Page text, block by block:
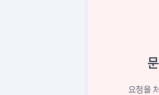
요청을